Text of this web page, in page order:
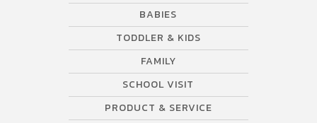
BABIES
TODDLER & KIDS
FAMILY
SCHOOL VISIT
PRODUCT & SERVICE